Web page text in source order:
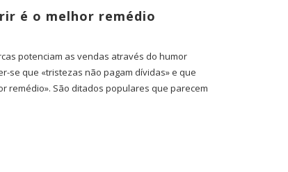
é o melhor remédio
potenciam as vendas através do humor
se que «tristezas não pagam dívidas» e que
remédio». São ditados populares que parecem